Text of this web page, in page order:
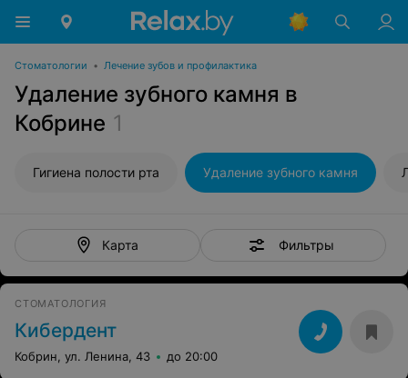
Стоматологии • Лечение зубов и профилактика
Удаление зубного камня в
Кобрине 1
Гигиена полости рта Удаление зубного камня
Карта Фильтры
СТОМАТОЛОГИЯ
Кибердент
Кобрин, ул. Ленина, 43 до 20:00